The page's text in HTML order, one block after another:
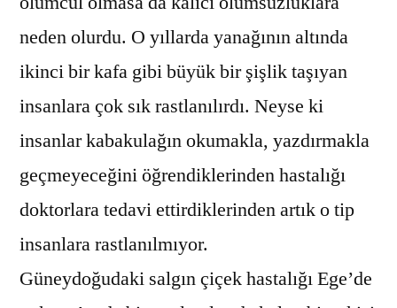
neden olurdu. O yıllarda yanağının altında
ikinci bir kafa gibi büyük bir şişlik taşıyan
insanlara çok sık rastlanılırdı. Neyse ki
insanlar kabakulağın okumakla, yazdırmakla
geçmeyeceğini öğrendiklerinden hastalığı
doktorlara tedavi ettirdiklerinden artık o tip
insanlara rastlanılmıyor.
Güneydoğudaki salgın çiçek hastalığı Ege’de